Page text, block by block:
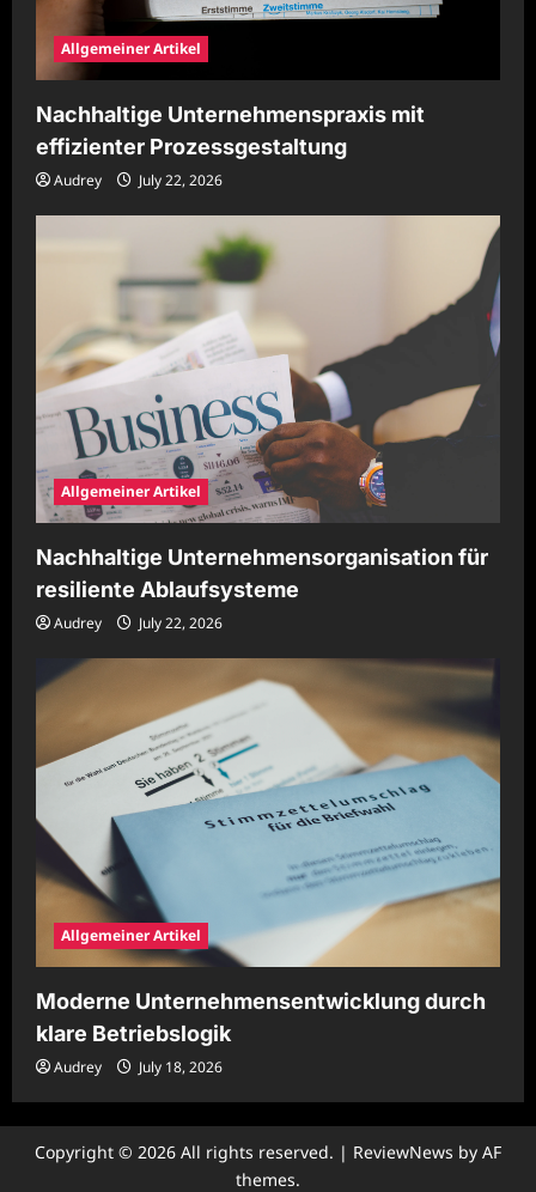
Allgemeiner Artikel
Nachhaltige Unternehmenspraxis mit
effizienter Prozessgestaltung
Audrey July 22, 2026
Allgemeiner Artikel
Nachhaltige Unternehmensorganisation für
resiliente Ablaufsysteme
Audrey July 22, 2026
Allgemeiner Artikel
Moderne Unternehmensentwicklung durch
klare Betriebslogik
Audrey July 18, 2026
Copyright © 2026 All rights reserved. | ReviewNews by AF
themes.